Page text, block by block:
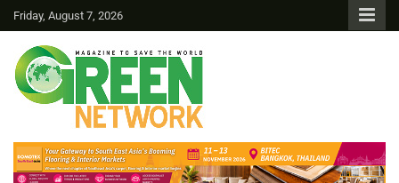
Friday, August 7, 2026
Green Network